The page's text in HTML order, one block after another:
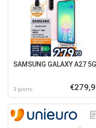
SAMSUNG GALAXY A27 5G
3 giorni